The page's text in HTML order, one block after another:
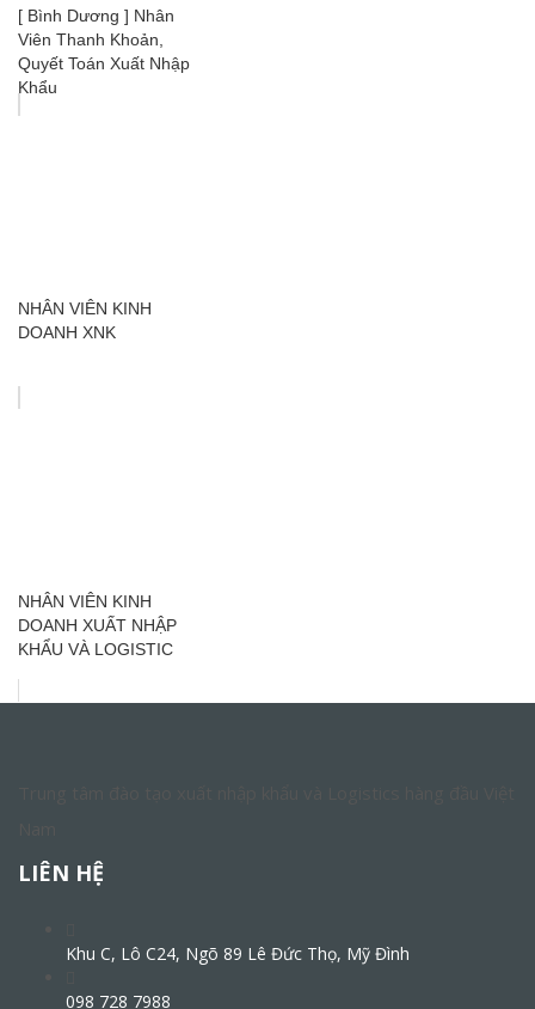
[ Bình Dương ] Nhân
Viên Thanh Khoản,
Quyết Toán Xuất Nhập
Khẩu
NHÂN VIÊN KINH
DOANH XNK
NHÂN VIÊN KINH
DOANH XUẤT NHẬP
KHẨU VÀ LOGISTIC
LIÊN HỆ
Khu C, Lô C24, Ngõ 89 Lê Đức Thọ, Mỹ Đình
098 728 7988